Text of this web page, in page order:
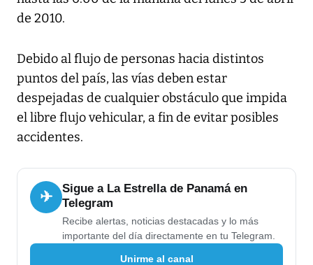
de 2010.
Debido al flujo de personas hacia distintos
puntos del país, las vías deben estar
despejadas de cualquier obstáculo que impida
el libre flujo vehicular, a fin de evitar posibles
accidentes.
✈
Sigue a La Estrella de Panamá en
Telegram
Recibe alertas, noticias destacadas y lo más
importante del día directamente en tu Telegram.
Unirme al canal